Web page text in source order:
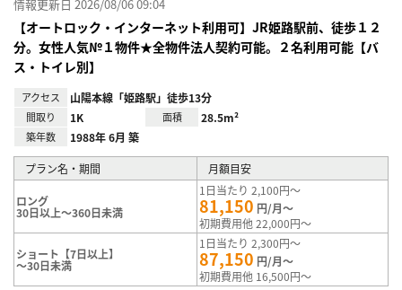
情報更新日 2026/08/06 09:04
【オートロック・インターネット利用可】JR姫路駅前、徒歩１２
分。女性人気№１物件★全物件法人契約可能。２名利用可能【バ
ス・トイレ別】
アクセス 山陽本線「姫路駅」徒歩13分
間取り 1K 面積 28.5m²
築年数 1988年 6月 築
プラン名・期間 月額目安
ロング
30日以上～360日未満
1日当たり 2,100円～
81,150 円/月～
初期費用他 22,000円～
ショート【7日以上】
～30日未満
1日当たり 2,300円～
87,150 円/月～
初期費用他 16,500円～